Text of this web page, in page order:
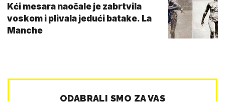
Kći mesara naočale je zabrtvila
voskom i plivala jedući batake. La
Manche